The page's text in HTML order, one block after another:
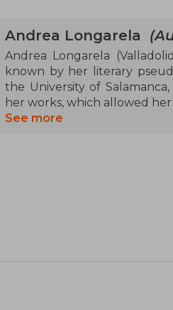
Andrea Longarela
Andrea Longarela
known by her literary
the University of
her works, which allowed
See more